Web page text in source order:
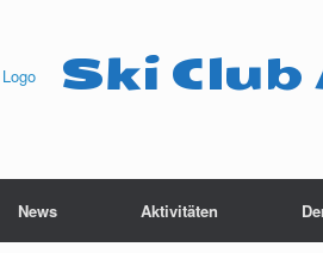
Ski Club
News Aktivitäten